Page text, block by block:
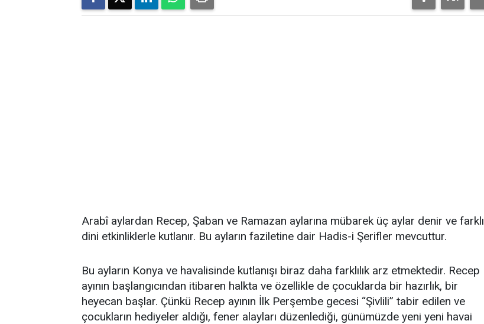
Arabî aylardan Recep, Şaban ve Ramazan aylarına mübarek üç aylar denir ve farklı
dini etkinliklerle kutlanır. Bu ayların faziletine dair Hadis-i Şerifler mevcuttur.
Bu ayların Konya ve havalisinde kutlanışı biraz daha farklılık arz etmektedir. Recep
ayının başlangıcından itibaren halkta ve özellikle de çocuklarda bir hazırlık, bir
heyecan başlar. Çünkü Recep ayının İlk Perşembe gecesi “Şivlili” tabir edilen ve
çocukların hediyeler aldığı, fener alayları düzenlediği, günümüzde yeni yeni havai